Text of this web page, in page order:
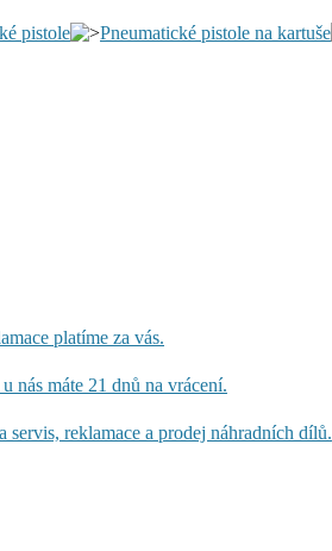
pistole Pneumatické pistole na kartuše
platíme za vás.
nás máte 21 dnů na vrácení.
reklamace a prodej náhradních dílů.